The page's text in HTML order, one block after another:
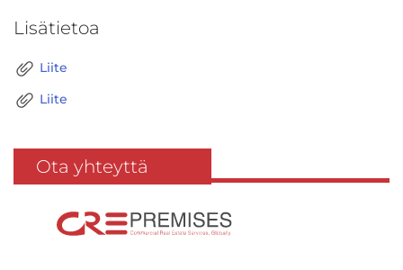
Lisätietoa
Liite
Liite
Ota yhteyttä